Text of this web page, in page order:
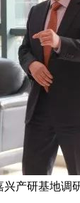
产研基地